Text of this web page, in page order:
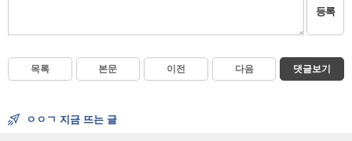
등록
목록 본문 이전 다음 댓글보기
ㅇㅇㄱ 지금 뜨는 글